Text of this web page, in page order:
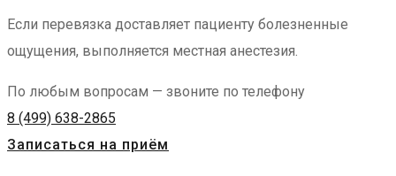
Если перевязка доставляет пациенту болезненные
ощущения, выполняется местная анестезия.
По любым вопросам — звоните по телефону
8 (499) 638-2865
Записаться на приём